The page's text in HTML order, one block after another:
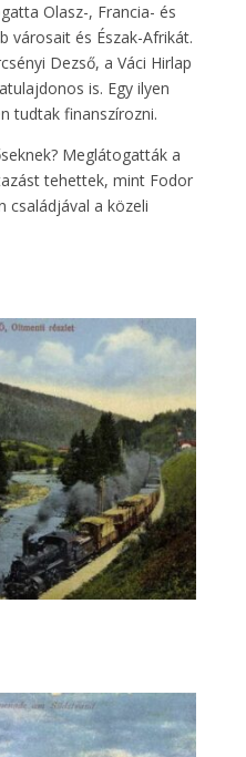
Olasz-, Francia- és
városait és Észak-Afrikát.
Dezső, a Váci Hirlap
is. Egy ilyen
tudtak finanszírozni.
Meglátogatták a
tehettek, mint Fodor
családjával a közeli